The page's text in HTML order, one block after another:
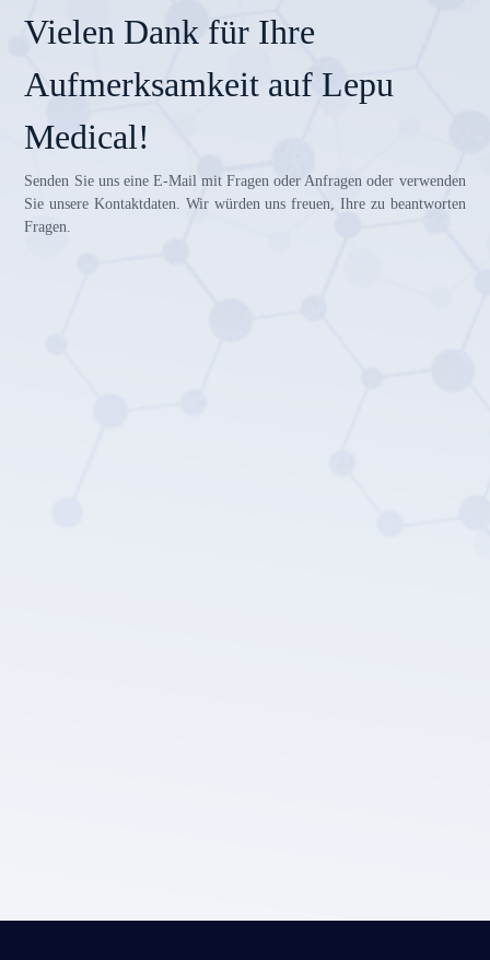
Vielen Dank für Ihre
Aufmerksamkeit auf Lepu
Medical!
Senden Sie uns eine E-Mail mit Fragen oder Anfragen oder verwenden
Sie unsere Kontaktdaten. Wir würden uns freuen, Ihre zu beantworten
Fragen.